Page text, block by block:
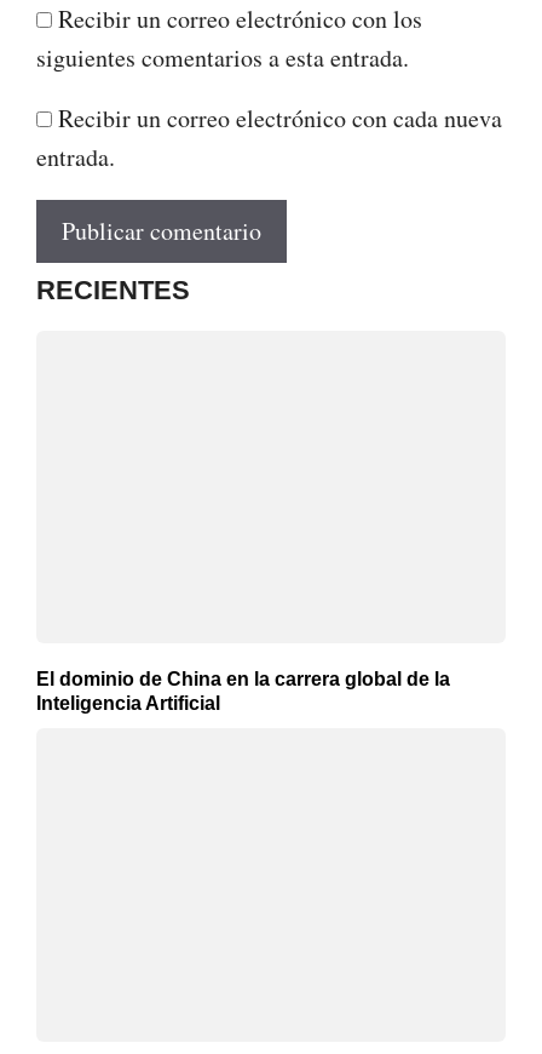
Recibir un correo electrónico con los
siguientes comentarios a esta entrada.
Recibir un correo electrónico con cada nueva
entrada.
RECIENTES
El dominio de China en la carrera global de la
Inteligencia Artificial